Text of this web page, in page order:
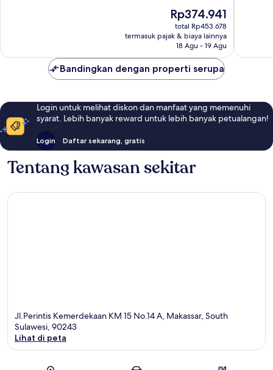
Harga
sekarang
Rp374.941
Rp374.941
total Rp453.678
termasuk pajak & biaya lainnya
18 Agu - 19 Agu
Bandingkan dengan properti serupa
Login untuk melihat diskon dan manfaat yang memenuhi
syarat. Lebih banyak reward untuk lebih banyak petualangan!
Login Daftar sekarang, gratis
Tentang kawasan sekitar
Jl.Perintis Kemerdekaan KM 15 No.14 A, Makassar, South
Sulawesi, 90243
Lihat di peta